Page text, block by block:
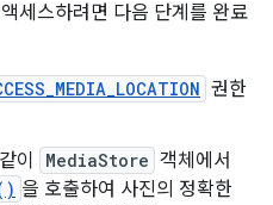
세스하려면 다음 단계를 완료
권한
이
MediaStore 객체에서
을 호출하여 사진의 정확한